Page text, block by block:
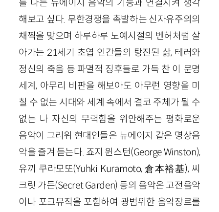
를 나는 뉴에이지 음악의 기능과 연결시켜 생각
해보고 싶다. 무한경쟁을 촉발하는 신자유주의의
채찍을 맞으며 하루하루 노예시절의 벤허처럼 살
아가는 21세기 초엽 인간들의 탕진된 삶, 테러와
정신의 죽음 등 파멸적 징후들로 가득 찬 이 문명
세계, 아무리 비판을 해보아도 아무런 영향을 미
칠 수 없는 시대와 세계 속에서 결코 주체가 될 수
없는 나 자신의 무력함을 위안해주는 평화로운
음악이 그리워 현대인들은 뉴에이지 같은 명상음
악을 즐겨 듣는다. 죠지 윈스턴(George Winston),
유끼 쿠라모또(Yuhki Kuramoto, 倉本裕基), 씨
크릿 가든(Secret Garden) 등의 음악은 고전음악
이나 포크뮤직을 포함하여 광범위한 음악장르를